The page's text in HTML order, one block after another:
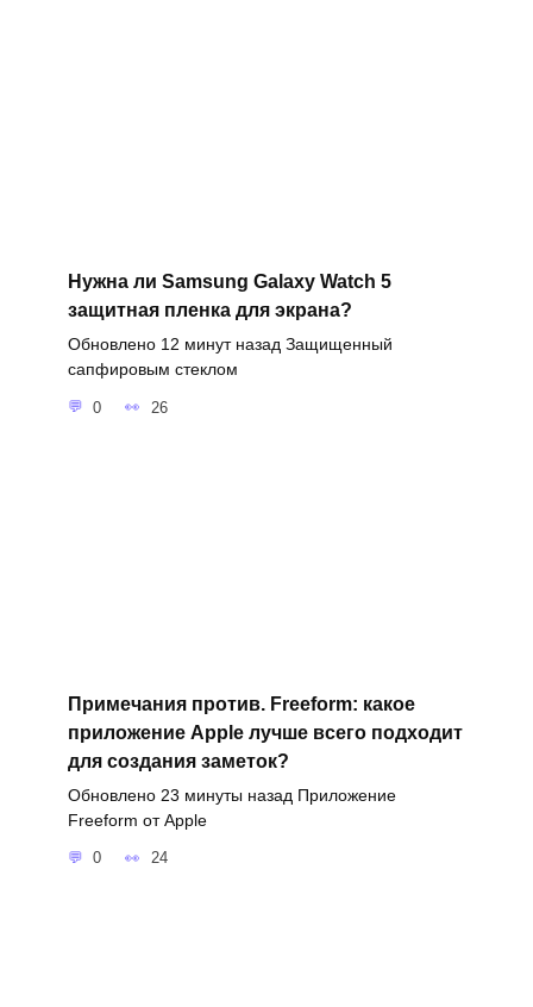
Нужна ли Samsung Galaxy Watch 5
защитная пленка для экрана?
Обновлено 12 минут назад Защищенный
сапфировым стеклом
0 26
Примечания против. Freeform: какое
приложение Apple лучше всего подходит
для создания заметок?
Обновлено 23 минуты назад Приложение
Freeform от Apple
0 24